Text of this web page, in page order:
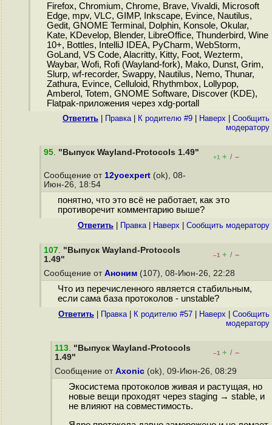
Firefox, Chromium, Chrome, Brave, Vivaldi, Microsoft
Edge, mpv, VLC, GIMP, Inkscape, Evince, Nautilus,
Gedit, GNOME Terminal, Dolphin, Konsole, Okular,
Kate, KDevelop, Blender, LibreOffice, Thunderbird, Wine
10+, Bottles, IntelliJ IDEA, PyCharm, WebStorm,
GoLand, VS Code, Alacritty, Kitty, Foot, Wezterm,
Waybar, Wofi, Rofi (Wayland-fork), Mako, Dunst, Grim,
Slurp, wf-recorder, Swappy, Nautilus, Nemo, Thunar,
Zathura, Evince, Celluloid, Rhythmbox, Lollypop,
Amberol, Totem, GNOME Software, Discover (KDE),
Flatpak-приложения через xdg-portall
Ответить Правка| К родителю #9 Наверх
Cообщить
модератору
95. "Выпуск Wayland-Protocols 1.49"
+1 + / –
Сообщение от 12yoexpert (ok), 08-
Июн-26, 18:54
понятно, что это всё не работает, как это
противоречит комментарию выше?
Ответить Правка| Наверх Cообщить модератору
107. "Выпуск Wayland-Protocols
1.49"
–1 + / –
Сообщение от Аноним (107), 08-Июн-26, 22:28
Что из перечисленного является стабильным,
если сама база протоколов - unstable?
Ответить Правка| К родителю #57 Наверх
Cообщить
модератору
113. "Выпуск Wayland-Protocols
1.49"
–1 + / –
Сообщение от Axonic (ok), 09-Июн-26, 08:29
Экосистема протоколов живая и растущая, но
новые вещи проходят через staging → stable, и
не влияют на совместимость.